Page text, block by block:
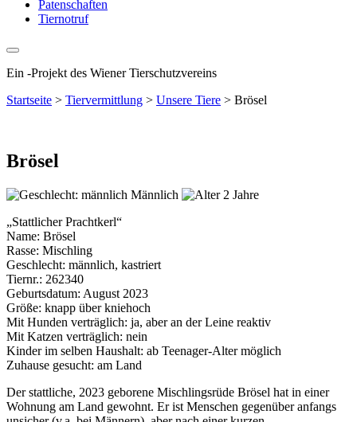
Patenschaften
Tiernotruf
Ein -Projekt des Wiener Tierschutzvereins
Startseite > Tiervermittlung > Unsere Tiere > Brösel
Brösel
Männlich
2 Jahre
„Stattlicher Prachtkerl“
Name: Brösel
Rasse: Mischling
Geschlecht: männlich, kastriert
Tiernr.: 262340
Geburtsdatum: August 2023
Größe: knapp über kniehoch
Mit Hunden verträglich: ja, aber an der Leine reaktiv
Mit Katzen verträglich: nein
Kinder im selben Haushalt: ab Teenager-Alter möglich
Zuhause gesucht: am Land
Der stattliche, 2023 geborene Mischlingsrüde Brösel hat in einer
Wohnung am Land gewohnt. Er ist Menschen gegenüber anfangs